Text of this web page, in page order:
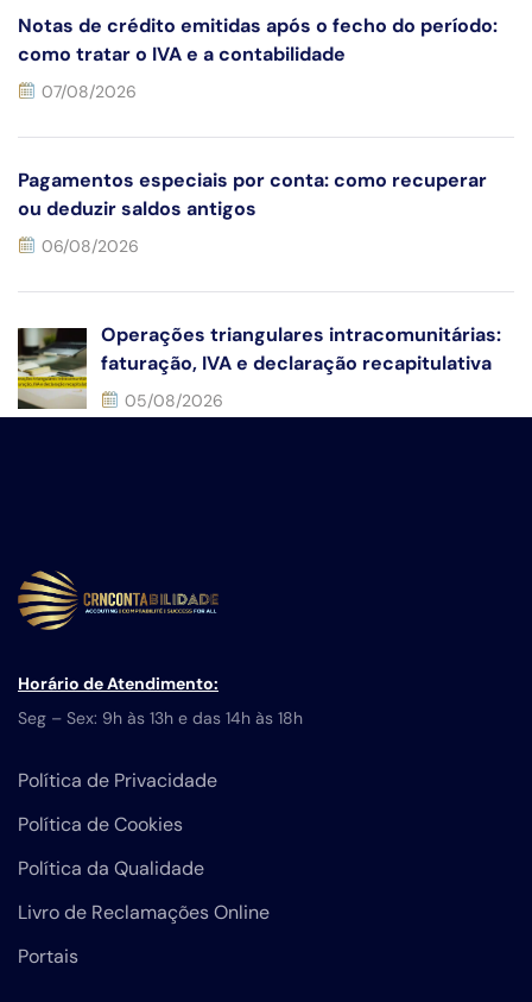
Notas de crédito emitidas após o fecho do período:
como tratar o IVA e a contabilidade
07/08/2026
Pagamentos especiais por conta: como recuperar
ou deduzir saldos antigos
06/08/2026
Operações triangulares intracomunitárias:
faturação, IVA e declaração recapitulativa
05/08/2026
Horário de Atendimento:
Seg – Sex: 9h às 13h e das 14h às 18h
Política de Privacidade
Política de Cookies
Política da Qualidade
Livro de Reclamações Online
Portais